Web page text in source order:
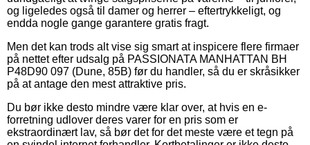
og ligeledes også til damer og herrer – eftertrykkeligt, og
endda nogle gange garantere gratis fragt.
Men det kan trods alt vise sig smart at inspicere flere firmaer
på nettet efter udsalg på PASSIONATA MANHATTAN BH
P48D90 097 (Dune, 85B) før du handler, så du er skråsikker
på at antage den mest attraktive pris.
Du bør ikke desto mindre være klar over, at hvis en e-
forretning udlover deres varer for en pris som er
ekstraordinært lav, så bør det for det meste være et tegn på